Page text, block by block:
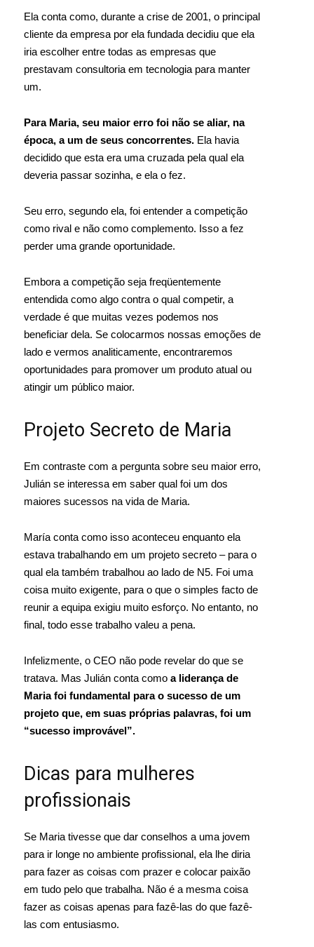
Ela conta como, durante a crise de 2001, o principal
cliente da empresa por ela fundada decidiu que ela
iria escolher entre todas as empresas que
prestavam consultoria em tecnologia para manter
um.
Para Maria, seu maior erro foi não se aliar, na
época, a um de seus concorrentes. Ela havia
decidido que esta era uma cruzada pela qual ela
deveria passar sozinha, e ela o fez.
Seu erro, segundo ela, foi entender a competição
como rival e não como complemento. Isso a fez
perder uma grande oportunidade.
Embora a competição seja freqüentemente
entendida como algo contra o qual competir, a
verdade é que muitas vezes podemos nos
beneficiar dela. Se colocarmos nossas emoções de
lado e vermos analiticamente, encontraremos
oportunidades para promover um produto atual ou
atingir um público maior.
Projeto Secreto de Maria
Em contraste com a pergunta sobre seu maior erro,
Julián se interessa em saber qual foi um dos
maiores sucessos na vida de Maria.
María conta como isso aconteceu enquanto ela
estava trabalhando em um projeto secreto – para o
qual ela também trabalhou ao lado de N5. Foi uma
coisa muito exigente, para o que o simples facto de
reunir a equipa exigiu muito esforço. No entanto, no
final, todo esse trabalho valeu a pena.
Infelizmente, o CEO não pode revelar do que se
tratava. Mas Julián conta como a liderança de
Maria foi fundamental para o sucesso de um
projeto que, em suas próprias palavras, foi um
“sucesso improvável”.
Dicas para mulheres
profissionais
Se Maria tivesse que dar conselhos a uma jovem
para ir longe no ambiente profissional, ela lhe diria
para fazer as coisas com prazer e colocar paixão
em tudo pelo que trabalha. Não é a mesma coisa
fazer as coisas apenas para fazê-las do que fazê-
las com entusiasmo.